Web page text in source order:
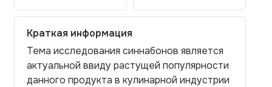
Краткая информация
Тема исследования синнабонов является
актуальной ввиду растущей популярности
данного продукта в кулинарной индустрии